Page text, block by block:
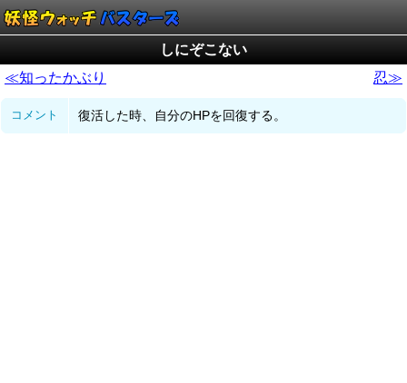
しにぞこない
≪知ったかぶり
忍≫
コメント 復活した時、自分のHPを回復する。